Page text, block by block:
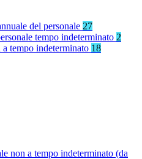
del personale 27
tempo indeterminato 2
a tempo indeterminato 18
non a tempo indeterminato (da